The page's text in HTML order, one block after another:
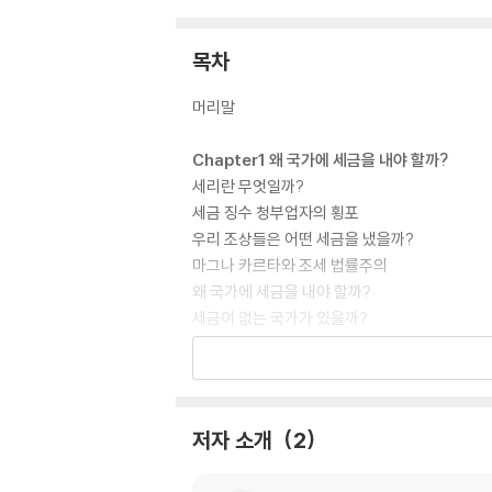
목차
머리말
Chapter1 왜 국가에 세금을 내야 할까?
세리란 무엇일까?
세금 징수 청부업자의 횡포
우리 조상들은 어떤 세금을 냈을까?
마그나 카르타와 조세 법률주의
왜 국가에 세금을 내야 할까?
세금이 없는 국가가 있을까?
[생각발전소] 미국 남북전쟁과 관세
래퍼 곡선과 거위의 깃털 뽑기
저자 소개 2